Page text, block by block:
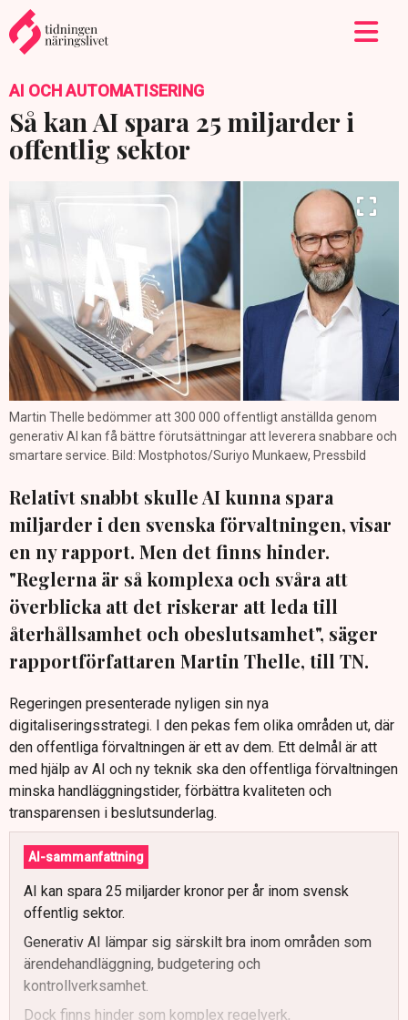
AI OCH AUTOMATISERING
Så kan AI spara 25 miljarder i
offentlig sektor
Martin Thelle bedömmer att 300 000 offentligt anställda genom
generativ AI kan få bättre förutsättningar att leverera snabbare och
smartare service. Bild: Mostphotos/Suriyo Munkaew, Pressbild
Relativt snabbt skulle AI kunna spara
miljarder i den svenska förvaltningen, visar
en ny rapport. Men det finns hinder.
"Reglerna är så komplexa och svåra att
överblicka att det riskerar att leda till
återhållsamhet och obeslutsamhet", säger
rapportförfattaren Martin Thelle, till TN.
Regeringen presenterade nyligen sin nya
digitaliseringsstrategi. I den pekas fem olika områden ut, där
den offentliga förvaltningen är ett av dem. Ett delmål är att
med hjälp av AI och ny teknik ska den offentliga förvaltningen
minska handläggningstider, förbättra kvaliteten och
transparensen i beslutsunderlag.
AI-sammanfattning
AI kan spara 25 miljarder kronor per år inom svensk
offentlig sektor.
Generativ AI lämpar sig särskilt bra inom områden som
ärendehandläggning, budgetering och
kontrollverksamhet.
Dock finns hinder som komplex regelverk,